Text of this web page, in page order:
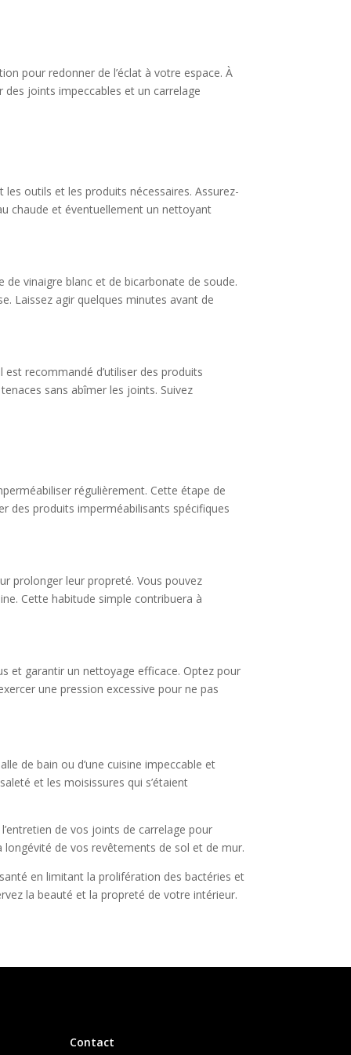
pour redonner de l’éclat à votre espace. À
joints impeccables et un carrelage
outils et les produits nécessaires. Assurez-
chaude et éventuellement un nettoyant
vinaigre blanc et de bicarbonate de soude.
Laissez agir quelques minutes avant de
recommandé d’utiliser des produits
sans abîmer les joints. Suivez
régulièrement. Cette étape de
des produits imperméabilisants spécifiques
prolonger leur propreté. Vous pouvez
Cette habitude simple contribuera à
et garantir un nettoyage efficace. Optez pour
une pression excessive pour ne pas
de bain ou d’une cuisine impeccable et
et les moisissures qui s’étaient
de vos joints de carrelage pour
de vos revêtements de sol et de mur.
en limitant la prolifération des bactéries et
la beauté et la propreté de votre intérieur.
Contact